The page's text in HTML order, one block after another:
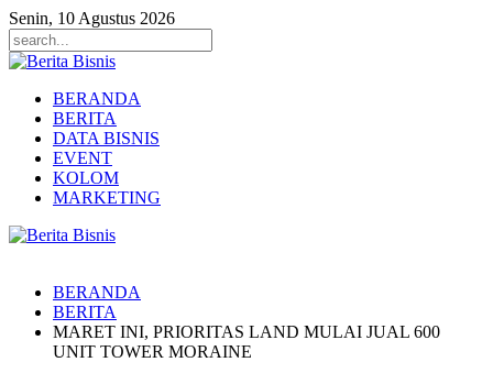
Senin, 10 Agustus 2026
BERANDA
BERITA
DATA BISNIS
EVENT
KOLOM
MARKETING
BERANDA
BERITA
MARET INI, PRIORITAS LAND MULAI JUAL 600
UNIT TOWER MORAINE